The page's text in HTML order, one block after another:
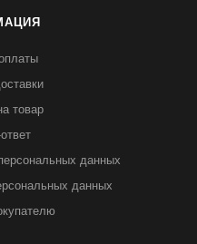
товар
данных
данных